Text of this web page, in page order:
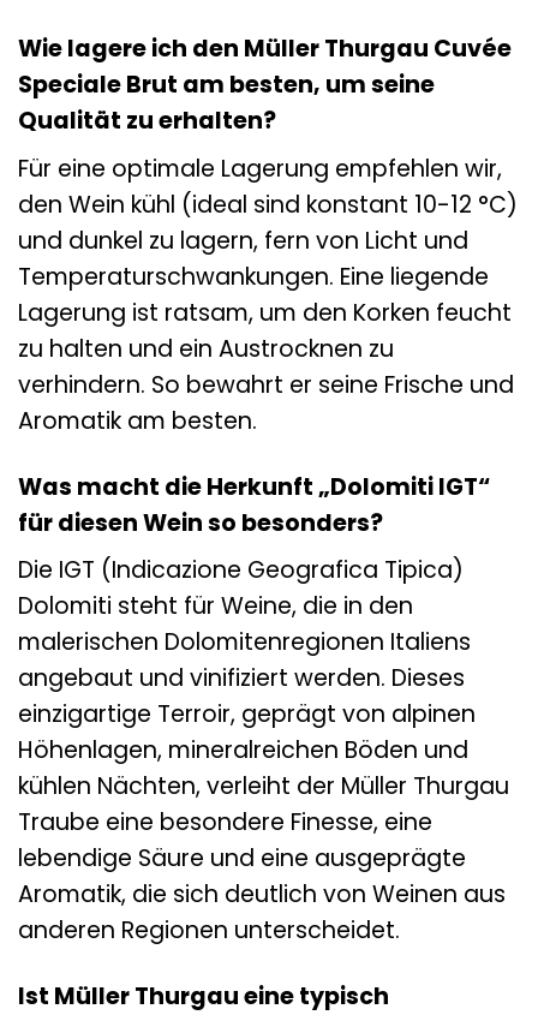
Wie lagere ich den Müller Thurgau Cuvée
Speciale Brut am besten, um seine
Qualität zu erhalten?
Für eine optimale Lagerung empfehlen wir,
den Wein kühl (ideal sind konstant 10-12 °C)
und dunkel zu lagern, fern von Licht und
Temperaturschwankungen. Eine liegende
Lagerung ist ratsam, um den Korken feucht
zu halten und ein Austrocknen zu
verhindern. So bewahrt er seine Frische und
Aromatik am besten.
Was macht die Herkunft „Dolomiti IGT“
für diesen Wein so besonders?
Die IGT (Indicazione Geografica Tipica)
Dolomiti steht für Weine, die in den
malerischen Dolomitenregionen Italiens
angebaut und vinifiziert werden. Dieses
einzigartige Terroir, geprägt von alpinen
Höhenlagen, mineralreichen Böden und
kühlen Nächten, verleiht der Müller Thurgau
Traube eine besondere Finesse, eine
lebendige Säure und eine ausgeprägte
Aromatik, die sich deutlich von Weinen aus
anderen Regionen unterscheidet.
Ist Müller Thurgau eine typisch